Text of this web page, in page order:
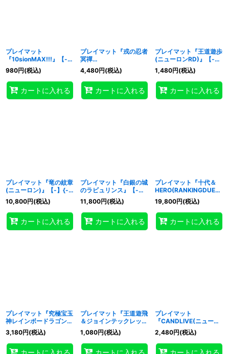
プレイマット
『10sionMAX!!!』【-】
{-}《プレイマット》
980円(税込)
カートに入れる
プレイマット『戎の忍者
冥禪
(RANKINGDUEL2022-
2nd-)』【-】{-}《プレ
イマット》
4,480円(税込)
カートに入れる
プレイマット『王道遊歩
(ニューロンRD)』【-】
{-}《プレイマット》
1,480円(税込)
カートに入れる
プレイマット『竜の紋章
(ニューロン)』【-】{-}
《プレイマット》
10,800円(税込)
カートに入れる
プレイマット『白銀の城
のラビュリンス』【-】
{-}《プレイマット》
11,800円(税込)
カートに入れる
プレイマット『十代＆
HERO(RANKINGDUEL2
022-1st-)』【-】{-}
《プレイマット》
19,800円(税込)
カートに入れる
プレイマット『究極宝玉
神レインボードラゴンオ
ーバードライブ』【-】
{-}《プレイマット》
3,180円(税込)
カートに入れる
プレイマット『王道遊飛
＆ジョインテックレック
ス』【-】{-}《プレイマ
ット》
1,080円(税込)
カートに入れる
プレイマット
『CANDLIVE(ニューロ
ンRD)』【-】{-}《プレ
イマット》
2,480円(税込)
カートに入れる